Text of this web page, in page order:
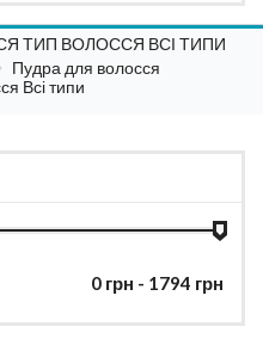
ТИП ВОЛОССЯ ВСІ ТИПИ
Пудра для волосся
Всі типи